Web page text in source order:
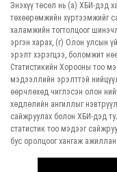
Энэхүү төсөл нь (a) ХБИ-дэд
төхөөрөмжийн хүртээмжийг
халамжийн тогтолцоог
эргэн харах, (г) Олон улсын
эрэлт хэрэгцээ, боломжит
Статистикийн Хорооны тоо
мэдээллийн эрэлттэй
өөрчлөхөд чиглэсэн олон
хөдлөлийн ангиллыг
сайжруулах болон ХБИ-дэд
статистик тоо мэдээг
бус оролцоог хангаж